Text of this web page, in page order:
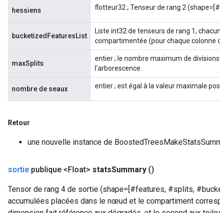
hessiens flotteur32 ; Tenseur de rang 2
bucketizedFeaturesList
Liste int32 de tenseurs de rang 1,
compartimentée (pour chaque colonne
maxSplits
entier ; le nombre maximum de
l'arborescence.
nombre de seaux entier ; est égal à la valeur maximale
Retour
une nouvelle instance de
sortie publique <Float> statsSummary ()
Tensor de rang 4 de sortie (shape=[#features, #splits,
accumulées placées dans le nœud et le compartiment